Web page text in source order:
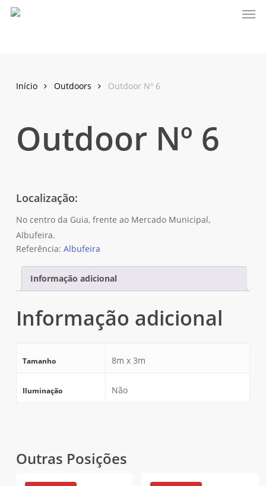
Skip
Início Outdoors Outdoor Nº 6
Outdoor Nº 6
Localização:
No centro da Guia, frente ao Mercado Municipal,
Albufeira.
Referência: Albufeira
Informação adicional
Informação adicional
Tamanho 8m x 3m
Iluminação Não
Outras Posições